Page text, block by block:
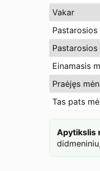
Vakar
Einamasis
Praėjęs
Tas pats
Apytikslis